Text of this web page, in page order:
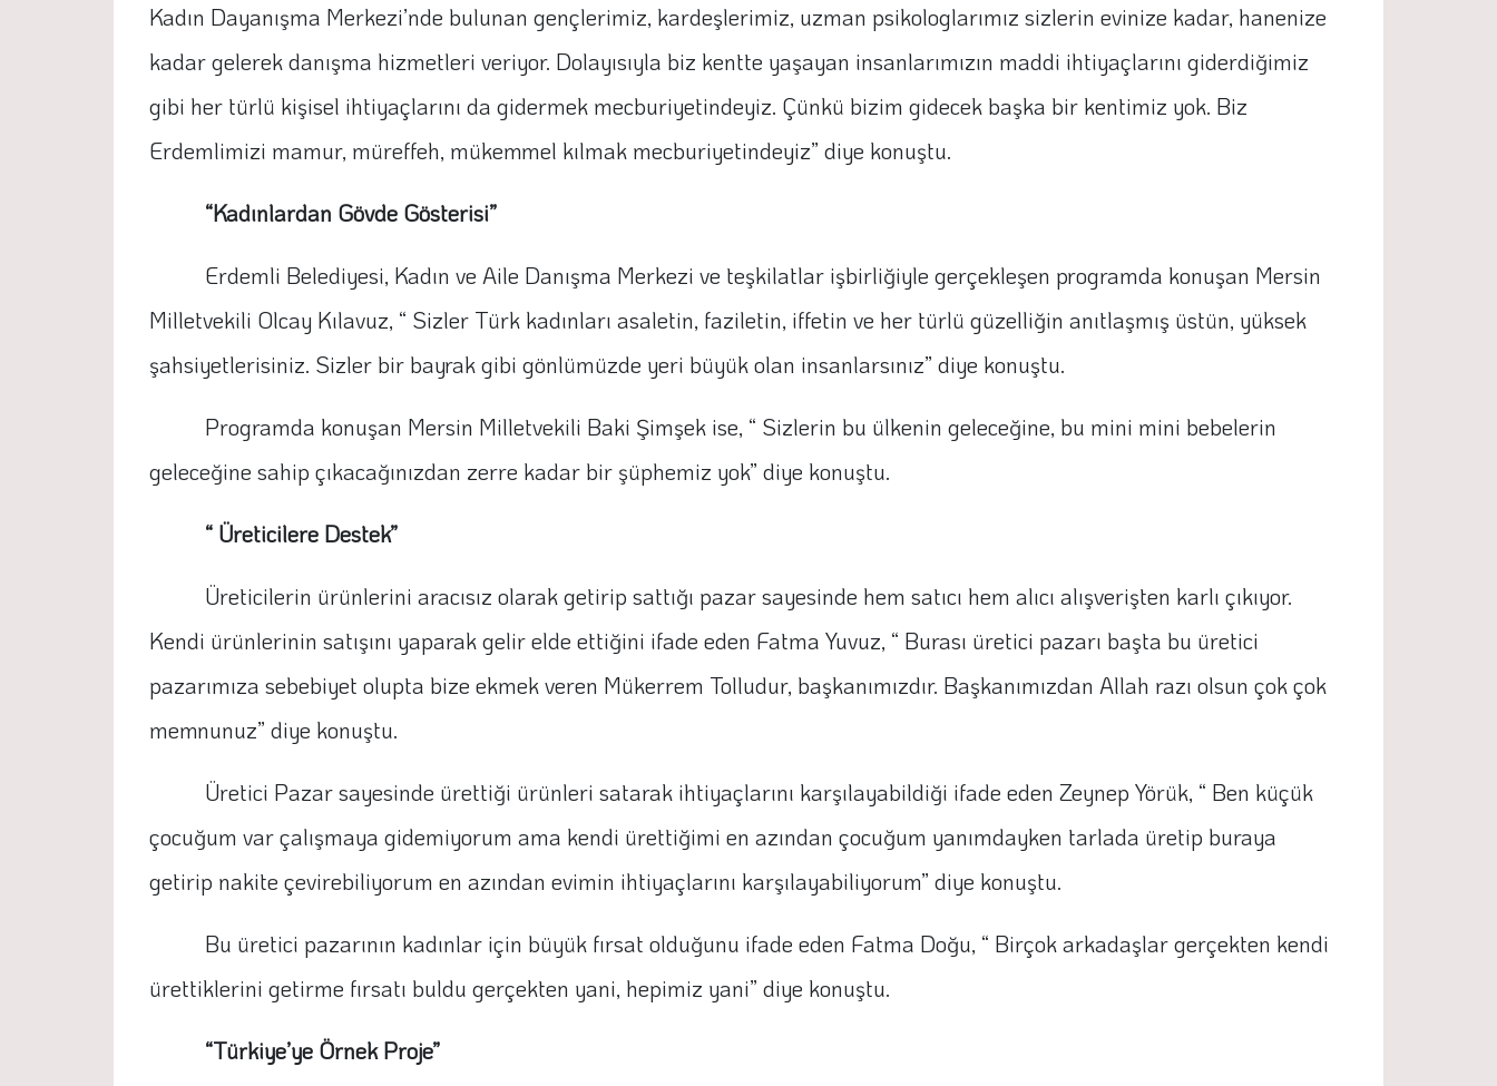
Kadın Dayanışma Merkezi’nde bulunan gençlerimiz, kardeşlerimiz, uzman psikologlarımız sizlerin evinize kadar, hanenize
kadar gelerek danışma hizmetleri veriyor. Dolayısıyla biz kentte yaşayan insanlarımızın maddi ihtiyaçlarını giderdiğimiz
gibi her türlü kişisel ihtiyaçlarını da gidermek mecburiyetindeyiz. Çünkü bizim gidecek başka bir kentimiz yok. Biz
Erdemlimizi mamur, müreffeh, mükemmel kılmak mecburiyetindeyiz” diye konuştu.
“Kadınlardan Gövde Gösterisi”
Erdemli Belediyesi, Kadın ve Aile Danışma Merkezi ve teşkilatlar işbirliğiyle gerçekleşen programda konuşan Mersin
Milletvekili Olcay Kılavuz, “ Sizler Türk kadınları asaletin, faziletin, iffetin ve her türlü güzelliğin anıtlaşmış üstün, yüksek
şahsiyetlerisiniz. Sizler bir bayrak gibi gönlümüzde yeri büyük olan insanlarsınız” diye konuştu.
Programda konuşan Mersin Milletvekili Baki Şimşek ise, “ Sizlerin bu ülkenin geleceğine, bu mini mini bebelerin
geleceğine sahip çıkacağınızdan zerre kadar bir şüphemiz yok” diye konuştu.
“ Üreticilere Destek”
Üreticilerin ürünlerini aracısız olarak getirip sattığı pazar sayesinde hem satıcı hem alıcı alışverişten karlı çıkıyor.
Kendi ürünlerinin satışını yaparak gelir elde ettiğini ifade eden Fatma Yuvuz, “ Burası üretici pazarı başta bu üretici
pazarımıza sebebiyet olupta bize ekmek veren Mükerrem Tolludur, başkanımızdır. Başkanımızdan Allah razı olsun çok çok
memnunuz” diye konuştu.
Üretici Pazar sayesinde ürettiği ürünleri satarak ihtiyaçlarını karşılayabildiği ifade eden Zeynep Yörük, “ Ben küçük
çocuğum var çalışmaya gidemiyorum ama kendi ürettiğimi en azından çocuğum yanımdayken tarlada üretip buraya
getirip nakite çevirebiliyorum en azından evimin ihtiyaçlarını karşılayabiliyorum” diye konuştu.
Bu üretici pazarının kadınlar için büyük fırsat olduğunu ifade eden Fatma Doğu, “ Birçok arkadaşlar gerçekten kendi
ürettiklerini getirme fırsatı buldu gerçekten yani, hepimiz yani” diye konuştu.
“Türkiye’ye Örnek Proje”